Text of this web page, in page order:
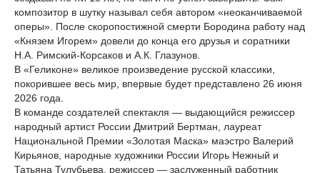
композитор в шутку называл себя автором «неоканчиваемой
оперы». После скоропостижной смерти Бородина работу над
«Князем Игорем» довели до конца его друзья и соратники
Н.А. Римский-Корсаков и А.К. Глазунов.
В «Геликоне» великое произведение русской классики,
покорившее весь мир, впервые будет представлено 26 июня
2026 года.
В команде создателей спектакля — выдающийся режиссер
народный артист России Дмитрий Бертман, лауреат
Национальной Премии «Золотая Маска» маэстро Валерий
Кирьянов, народные художники России Игорь Нежный и
Татьяна Тулубьева, режиссер — заслуженный работник